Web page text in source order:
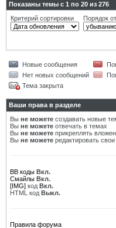
Показаны темы с 1 по 20 из 276
Критерий сортировки
Порядок
Новые сообщения
Нет новых сообщений
Тема закрыта
Ваши права в разделе
Вы не можете создавать новые
Вы не можете отвечать в темах
Вы не можете прикреплять
Вы не можете редактировать
BB коды Вкл.
Смайлы Вкл.
[IMG] код Вкл.
HTML код Выкл.
Правила форума